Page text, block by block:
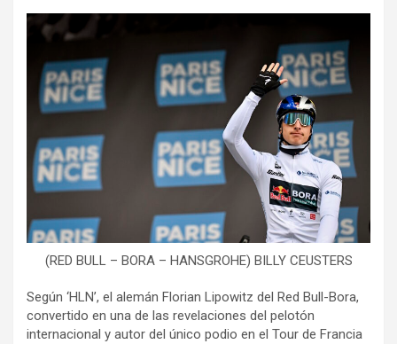
(RED BULL – BORA – HANSGROHE) BILLY CEUSTERS
Según ‘HLN’, el alemán Florian Lipowitz del Red Bull-Bora,
convertido en una de las revelaciones del pelotón
internacional y autor del único podio en el Tour de Francia